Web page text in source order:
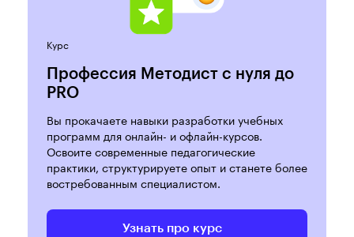
Курс
Профессия Методист с нуля до
PRO
Вы прокачаете навыки разработки учебных
программ для онлайн- и офлайн-курсов.
Освоите современные педагогические
практики, структурируете опыт и станете более
востребованным специалистом.
Узнать про курс